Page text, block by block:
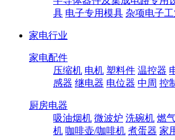
具 电子专用模具 杂项电子
家电行业
家电配件
压缩机 电机 塑料件 温控器
感器 继电器 电位器 中周 控
厨房电器
吸油烟机 微波炉 洗碗机 燃
机 咖啡壶/咖啡机 煮蛋器 家